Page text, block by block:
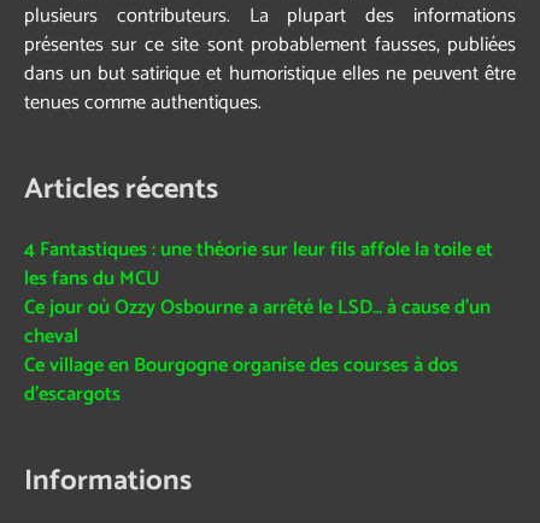
plusieurs contributeurs. La plupart des informations
présentes sur ce site sont probablement fausses, publiées
dans un but satirique et humoristique elles ne peuvent être
tenues comme authentiques.
Articles récents
4 Fantastiques : une théorie sur leur fils affole la toile et
les fans du MCU
Ce jour où Ozzy Osbourne a arrêté le LSD… à cause d’un
cheval
Ce village en Bourgogne organise des courses à dos
d’escargots
Informations